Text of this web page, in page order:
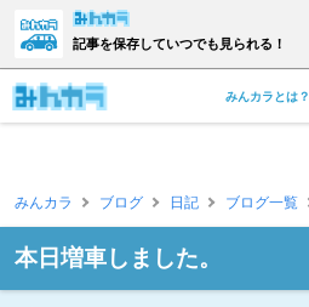
記事を保存していつでも見られる！
みんカラとは？
みんカラ ブログ 日記 ブログ一覧
本日増車しました。